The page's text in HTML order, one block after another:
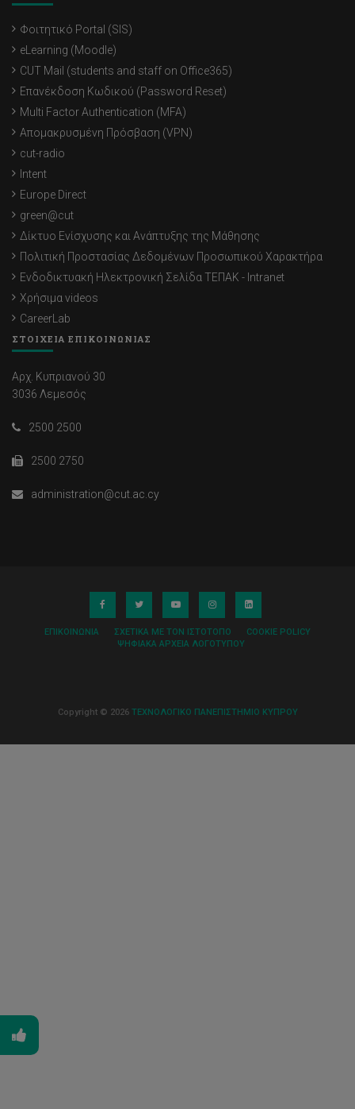
Φοιτητικό Portal (SIS)
eLearning (Moodle)
CUT Mail (students and staff on Office365)
Επανέκδοση Κωδικού (Password Reset)
Multi Factor Authentication (MFA)
Απομακρυσμένη Πρόσβαση (VPN)
cut-radio
Intent
Europe Direct
green@cut
Δίκτυο Ενίσχυσης και Ανάπτυξης της Μάθησης
Πολιτική Προστασίας Δεδομένων Προσωπικού Χαρακτήρα
Ενδοδικτυακή Ηλεκτρονική Σελίδα ΤΕΠΑΚ - Intranet
Χρήσιμα videos
CareerLab
ΣΤΟΙΧΕΙΑ ΕΠΙΚΟΙΝΩΝΙΑΣ
Αρχ. Κυπριανού 30
3036 Λεμεσός
2500 2500
2500 2750
administration@cut.ac.cy
ΕΠΙΚΟΙΝΩΝΊΑ ΣΧΕΤΙΚΆ ΜΕ ΤΟΝ ΙΣΤΌΤΟΠΟ
COOKIE POLICY
ΨΗΦΙΑΚΆ ΑΡΧΕΊΑ ΛΟΓΌΤΥΠΟΥ
Copyright © 2026 ΤΕΧΝΟΛΟΓΙΚΟ ΠΑΝΕΠΙΣΤΗΜΙΟ ΚΥΠΡΟΥ